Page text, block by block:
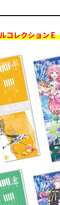
コレクション E